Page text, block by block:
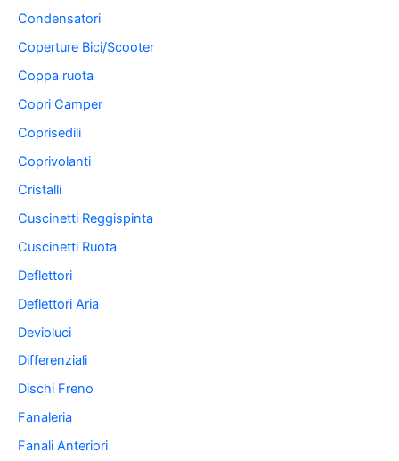
Condensatori
Coperture Bici/Scooter
Coppa ruota
Copri Camper
Coprisedili
Coprivolanti
Cristalli
Cuscinetti Reggispinta
Cuscinetti Ruota
Deflettori
Deflettori Aria
Devioluci
Differenziali
Dischi Freno
Fanaleria
Fanali Anteriori